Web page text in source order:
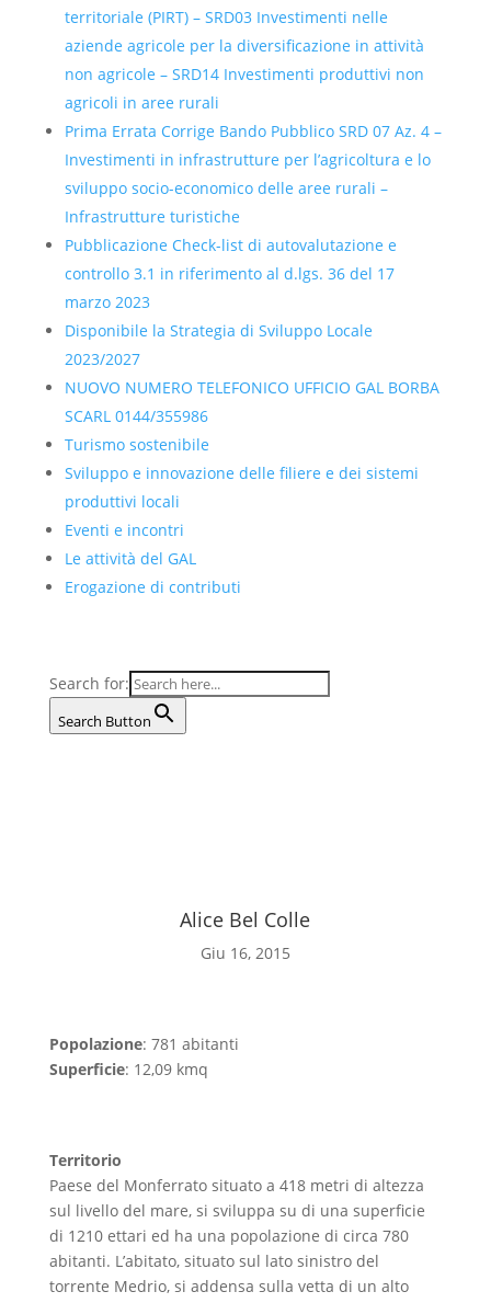
territoriale (PIRT) – SRD03 Investimenti nelle
aziende agricole per la diversificazione in attività
non agricole – SRD14 Investimenti produttivi non
agricoli in aree rurali
Prima Errata Corrige Bando Pubblico SRD 07 Az. 4 –
Investimenti in infrastrutture per l’agricoltura e lo
sviluppo socio-economico delle aree rurali –
Infrastrutture turistiche
Pubblicazione Check-list di autovalutazione e
controllo 3.1 in riferimento al d.lgs. 36 del 17
marzo 2023
Disponibile la Strategia di Sviluppo Locale
2023/2027
NUOVO NUMERO TELEFONICO UFFICIO GAL BORBA
SCARL 0144/355986
Turismo sostenibile
Sviluppo e innovazione delle filiere e dei sistemi
produttivi locali
Eventi e incontri
Le attività del GAL
Erogazione di contributi
Search for:
Search Button
Alice Bel Colle
Giu 16, 2015
Popolazione: 781 abitanti
Superficie: 12,09 kmq
Territorio
Paese del Monferrato situato a 418 metri di altezza
sul livello del mare, si sviluppa su di una superficie
di 1210 ettari ed ha una popolazione di circa 780
abitanti. L’abitato, situato sul lato sinistro del
torrente Medrio, si addensa sulla vetta di un alto